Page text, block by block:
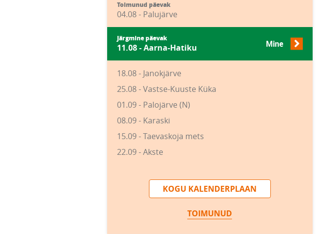
Toimunud päevak
04.08 - Palujärve
Järgmine päevak
11.08 - Aarna-Hatiku Mine
18.08 - Janokjärve
25.08 - Vastse-Kuuste Küka
01.09 - Palojärve (N)
08.09 - Karaski
15.09 - Taevaskoja mets
22.09 - Akste
KOGU KALENDERPLAAN
TOIMUNUD